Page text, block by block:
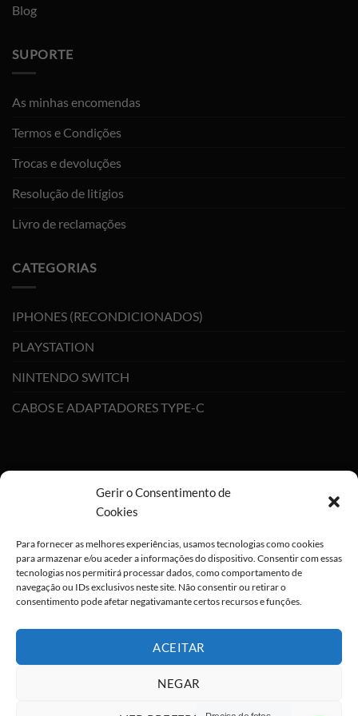
ALGO GRANDE
ESTÁ PARA
CHEGAR ;) !
Deixa-nos os teus dados para que
×
Gerir o Consentimento de
Cookies
Para fornecer as melhores experiências, usamos tecnologias como cookies
para armazenar e/ou aceder a informações do dispositivo. Consentir com essas
tecnologias nos permitirá processar dados, como comportamento de
navegação ou IDs exclusivos neste site. Não consentir ou retirar o
consentimento pode afetar negativamante certos recursos e funções.
ACEITAR
NEGAR
Blog
SUPORTE
As minhas encomendas
Termos e Condições
Trocas e devoluções
Resolução de litígios
Livro de reclamações
CATEGORIAS
IPHONES (RECONDICIONADOS)
PLAYSTATION
NINTENDO SWITCH
CABOS E ADAPTADORES TYPE-C